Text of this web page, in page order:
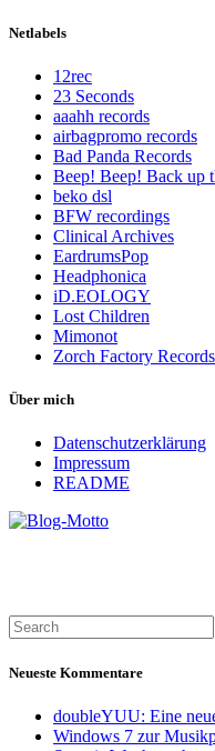
Netlabels
12rec
23 Seconds
aaahh records
airbagpromo records
Bad Panda Records
Beep! Beep! Back up
beko dsl
BFW recordings
Clinical Archives
EardrumsPop
Headphonica
iD.EOLOGY
Lost Children
Mimonot
Zorch Factory Records
Über mich
Datenschutzerklärung
Impressum
README
Neueste Kommentare
doubleYUU: Eine
Windows 7 zur